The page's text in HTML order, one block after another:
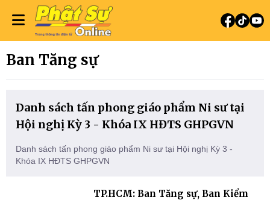
Ban Tăng sự
Danh sách tấn phong giáo phẩm Ni sư tại
Hội nghị Kỳ 3 - Khóa IX HĐTS GHPGVN
Danh sách tấn phong giáo phẩm Ni sư tại Hội nghị Kỳ 3 -
Khóa IX HĐTS GHPGVN
TP.HCM: Ban Tăng sự, Ban Kiểm